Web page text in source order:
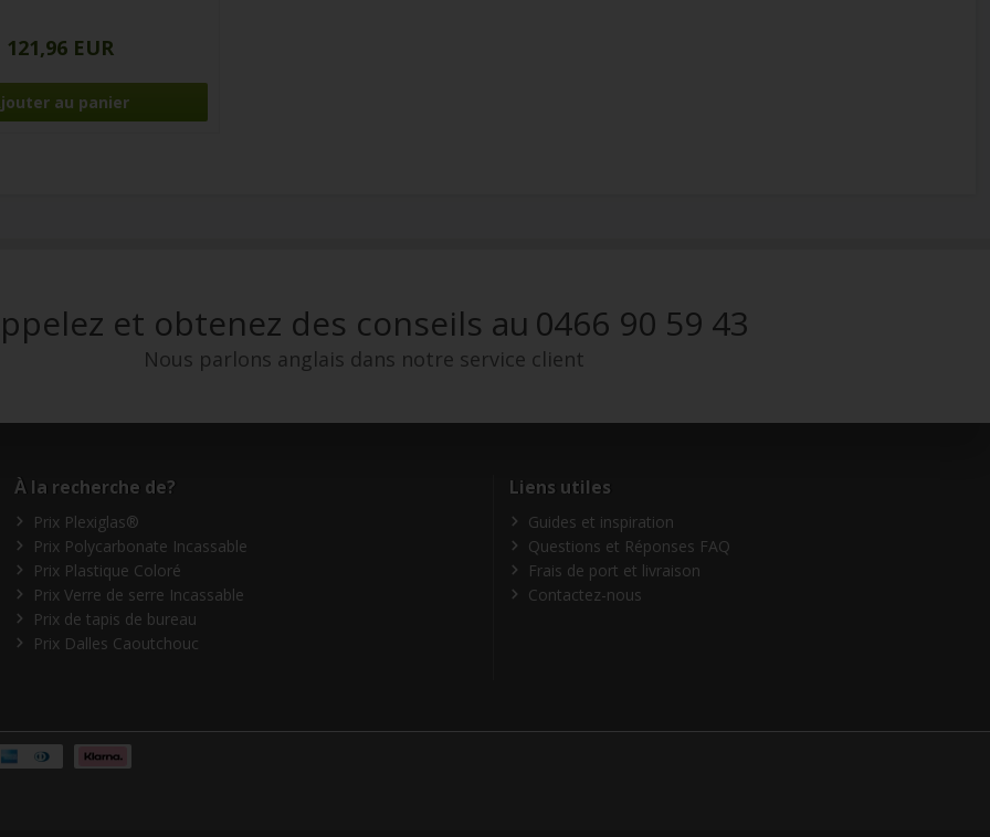
121,96 EUR
et obtenez des conseils au 0466 90 59 43
Nous parlons anglais dans notre service client
À la recherche de?
Prix Plexiglas®
Prix Polycarbonate Incassable
Prix Plastique Coloré
Prix Verre de serre Incassable
Prix de tapis de bureau
Prix Dalles Caoutchouc
Liens utiles
Guides et inspiration
Questions et Réponses FAQ
Frais de port et livraison
Contactez-nous